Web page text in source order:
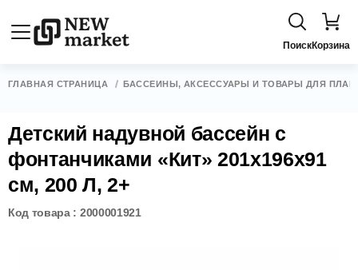
ПоискКорзина
ГЛАВНАЯ СТРАНИЦА БАССЕЙНЫ, АКСЕССУАРЫ И ТОВАРЫ ДЛЯ
Детский надувной бассейн с
фонтанчиками «Кит» 201x196x91
см, 200 Л, 2+
Код товара : 2000001921